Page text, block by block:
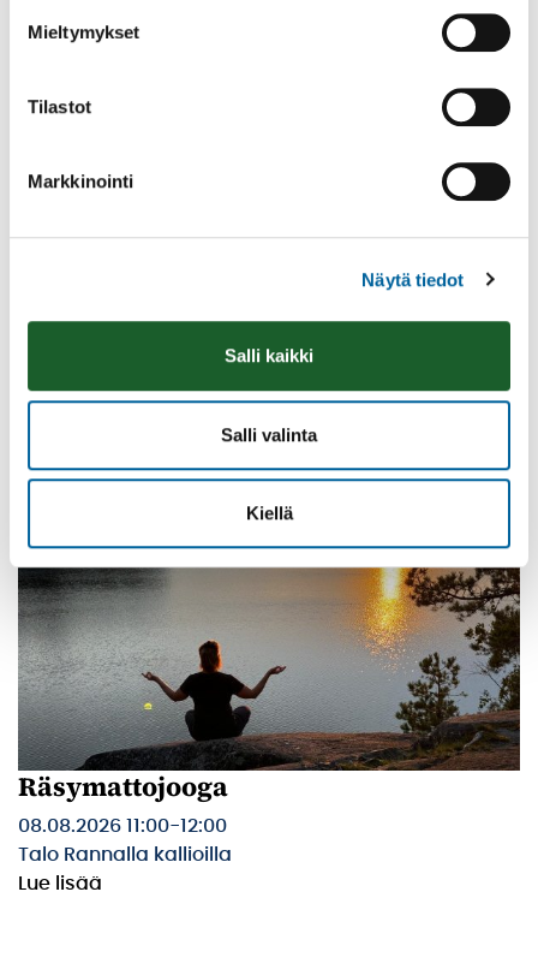
Mieltymykset
Tilastot
Markkinointi
Näytä tiedot
Salli kaikki
Salli valinta
Kiellä
Lue lisää
Räsymattojooga
08.08.2026 11:00-12:00
Talo Rannalla kallioilla
Lue lisää